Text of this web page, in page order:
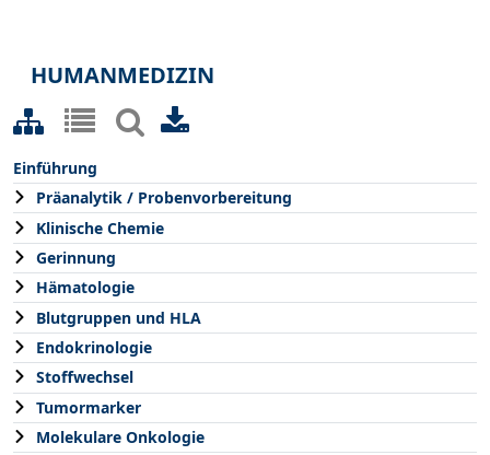
HUMANMEDIZIN
Einführung
Präanalytik / Probenvorbereitung
Klinische Chemie
Gerinnung
Hämatologie
Blutgruppen und HLA
Endokrinologie
Stoffwechsel
Tumormarker
Molekulare Onkologie